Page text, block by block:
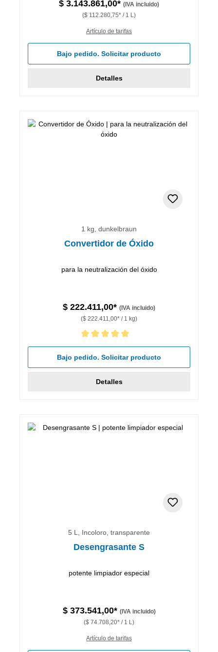
$ 3.143.861,00* (IVA incluido)
($ 112.280,75* / 1 L)
Artículo de tarifas
Bajo pedido. Solicitar producto
Detalles
1 kg, dunkelbraun
Convertidor de Óxido
para la neutralización del óxido
$ 222.411,00* (IVA incluido)
($ 222.411,00* / 1 kg)
Calificación promedio de 5 de 5 estrellas
Bajo pedido. Solicitar producto
Detalles
5 L, Incoloro, transparente
Desengrasante S
potente limpiador especial
$ 373.541,00* (IVA incluido)
($ 74.708,20* / 1 L)
Artículo de tarifas